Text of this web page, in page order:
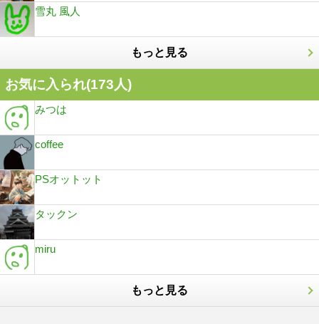
雪丸 風人
もっと見る
お気に入られ(173人)
みつは
coffee
PSオットット
タックン
miru
もっと見る